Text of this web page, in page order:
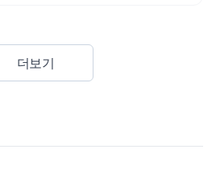
더보기